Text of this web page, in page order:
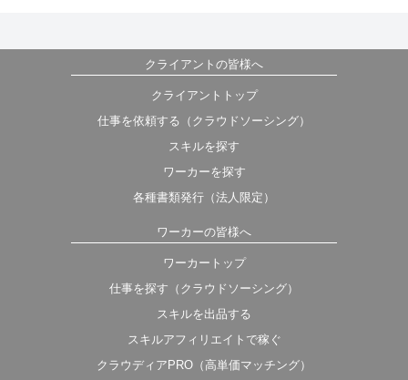
クライアントの皆様へ
クライアントトップ
仕事を依頼する（クラウドソーシング）
スキルを探す
ワーカーを探す
各種書類発行（法人限定）
ワーカーの皆様へ
ワーカートップ
仕事を探す（クラウドソーシング）
スキルを出品する
スキルアフィリエイトで稼ぐ
クラウディアPRO（高単価マッチング）